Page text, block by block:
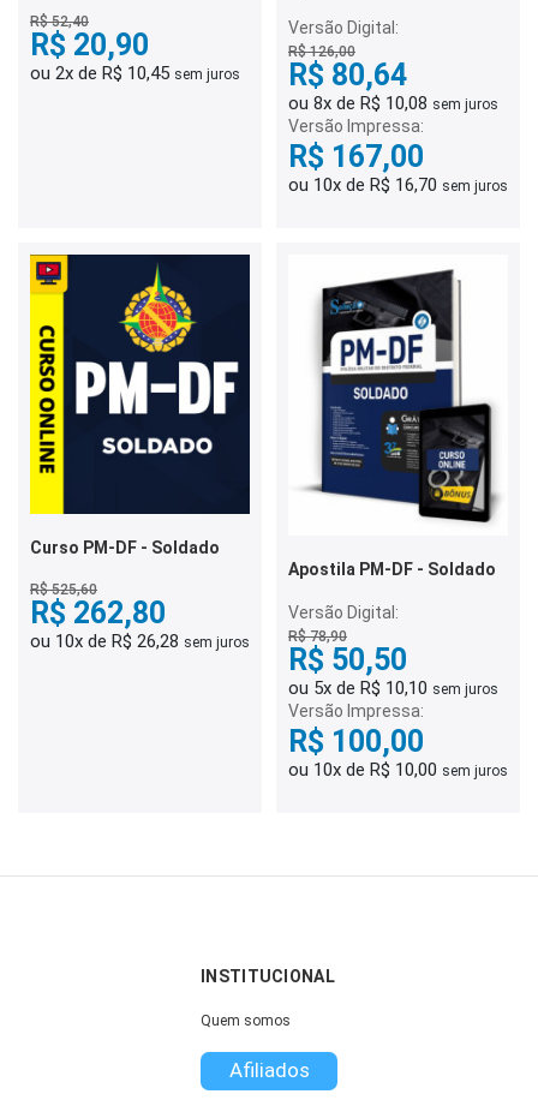
Mil Questões
R$ 52,40
R$ 20,90
ou 2x de R$ 10,45 sem juros
Versão Digital:
R$ 126,00
R$ 80,64
ou 8x de R$ 10,08 sem juros
Versão Impressa:
R$ 167,00
ou 10x de R$ 16,70 sem juros
Curso PM-DF - Soldado
R$ 525,60
R$ 262,80
ou 10x de R$ 26,28 sem juros
Apostila PM-DF - Soldado
Versão Digital:
R$ 78,90
R$ 50,50
ou 5x de R$ 10,10 sem juros
Versão Impressa:
R$ 100,00
ou 10x de R$ 10,00 sem juros
INSTITUCIONAL
Quem somos
Afiliados